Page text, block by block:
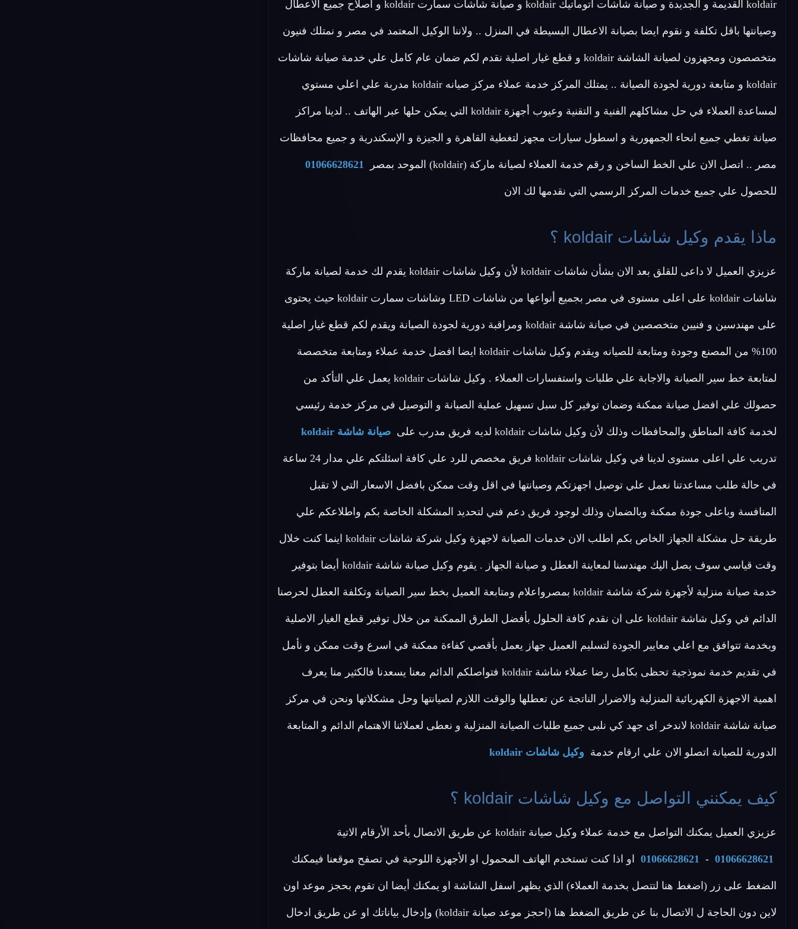
koldair القديمة و الجديدة و صيانة شاشات اتوماتيك koldair و صيانة شاشات سمارت koldair و اصلاح جميع الأعطال
وصيانتها باقل تكلفة و نقوم ايضا بصيانة الاعطال البسيطة في المنزل .. ولاننا الوكيل المعتمد في مصر و نمتلك فنيون
متخصصون ومجهزون لصيانة الشاشة koldair و قطع غيار اصلية نقدم لكم ضمان عام كامل علي خدمة صيانة شاشات
koldair و متابعة دورية لجودة الصيانة .. يمتلك المركز خدمة عملاء مركز صيانه koldair مدربة علي اعلي مستوي
لمساعدة العملاء في حل مشاكلهم الفنية و التقنية وعيوب أجهزة koldair التي يمكن حلها عبر الهاتف .. لدينا مراكز
صيانة تغطي جميع انحاء الجمهورية و اسطول سيارات مجهز لتغطية القاهرة و الجيزة و الإسكندرية و جميع محافظات
مصر .. اتصل الان علي الخط الساخن و رقم خدمة العملاء لصيانة ماركة (koldair) الموحد بمصر 01066628621
للحصول علي جميع خدمات المركز الرسمي التي نقدمها لك الان
ماذا يقدم وكيل شاشات koldair ؟
عزيزي العميل لا داعى للقلق بعد الان بشأن شاشات koldair لأن وكيل شاشات koldair يقدم لك خدمة لصيانة ماركة
شاشات koldair على اعلى مستوى في مصر بجميع أنواعها من شاشات LED وشاشات سمارت koldair حيث يحتوى
على مهندسين و فنيين متخصصين في صيانة شاشة koldair ومراقبة دورية لجودة الصيانة ويقدم لكم قطع غيار اصلية
100% من المصنع وجودة ومتابعة للصيانه ويقدم وكيل شاشات koldair ايضا افضل خدمة عملاء ومتابعة متخصصة
لمتابعة خط سير الصيانة والاجابة علي طلبات واستفسارات العملاء . وكيل شاشات koldair يعمل علي التأكد من
حصولك علي افضل صيانة ممكنة وضمان توفير كل سبل تسهيل عملية الصيانة و التوصيل في مركز خدمة رئيسي
لخدمة كافة المناطق والمحافظات وذلك لأن وكيل شاشات koldair لديه فريق مدرب على صيانة شاشة koldair
تدريب علي اعلى مستوى لدينا في وكيل شاشات koldair فريق مخصص للرد علي كافة اسئلتكم علي مدار 24 ساعة
في حالة طلب مساعدتنا نعمل علي توصيل اجهزتكم وصيانتها في اقل وقت ممكن بافضل الاسعار التي لا تقبل
المنافسة وباعلى جودة ممكنة وبالضمان وذلك لوجود فريق دعم فني لتحديد المشكلة الخاصة بكم واطلاعكم علي
طريقة حل مشكلة الجهاز الخاص بكم اطلب الان خدمات الصيانة لاجهزة وكيل شركة شاشات koldair اينما كنت خلال
وقت قياسي سوف يصل اليك مهندسنا لمعاينة العطل و صيانة الجهاز . يقوم وكيل صيانة شاشة koldair أيضا بتوفير
خدمة صيانة منزلية لأجهزة شركة شاشة koldair بمصرواعلام ومتابعة العميل بخط سير الصيانة وتكلفة العطل لحرصنا
الدائم في وكيل شاشة koldair على ان نقدم كافة الحلول بأفضل الطرق الممكنة من خلال توفير قطع الغيار الاصلية
وبخدمة تتوافق مع اعلي معايير الجودة لتسليم العميل جهاز يعمل بأقصي كفاءة ممكنة في اسرع وقت ممكن و نأمل
في تقديم خدمة نموذجية تحظى بكامل رضا عملاء شاشة koldair فتواصلكم الدائم معنا يسعدنا فالكثير منا يعرف
اهمية الاجهزة الكهربائية المنزلية والاضرار الناتجة عن تعطلها والوقت اللازم لصيانتها وحل مشكلاتها ونحن في مركز
صيانة شاشة koldair لاندخر اى جهد كي نلبى جميع طلبات الصيانة المنزلية و نعطى لعملائنا الاهتمام الدائم و المتابعة
الدورية للصيانة اتصلو الان علي ارقام خدمة وكيل شاشات koldair
كيف يمكنني التواصل مع وكيل شاشات koldair ؟
عزيزي العميل يمكنك التواصل مع خدمة عملاء وكيل صيانة koldair عن طريق الاتصال بأحد الأرقام الاتية
01066628621
-
01066628621 او اذا كنت تستخدم الهاتف المحمول او الأجهزة اللوحية في تصفح موقعنا فيمكنك
الضغط على زر (اضغط هنا لتتصل بخدمة العملاء) الذي يظهر اسفل الشاشة او يمكنك أيضا ان تقوم بحجز موعد اون
لاين دون الحاجة ل الاتصال بنا عن طريق الضغط هنا (احجز موعد صيانة koldair) وإدخال بياناتك او عن طريق ادخال